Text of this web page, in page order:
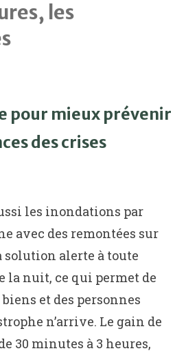
les
pour mieux prévenir
des crises
les inondations par
avec des remontées sur
solution alerte à toute
la nuit, ce qui permet de
et des personnes
n’arrive. Le gain de
30 minutes à 3 heures,